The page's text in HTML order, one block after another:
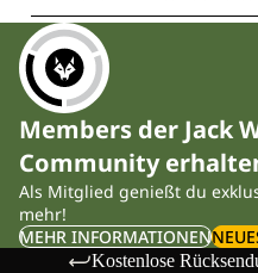
Members der Jack
Community
Als Mitglied genießt du
mehr!
MEHR INFORMATIONEN
Kostenlose